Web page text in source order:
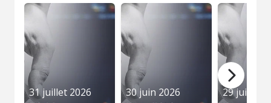
31 juillet 2026
30 juin 2026
29 juin